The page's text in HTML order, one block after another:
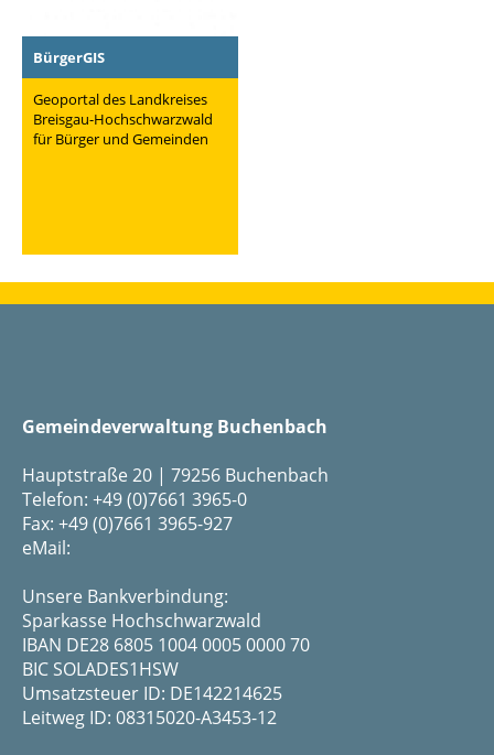
BürgerGIS
Geoportal des Landkreises
Breisgau-Hochschwarzwald
für Bürger und Gemeinden
Gemeindeverwaltung Buchenbach
Hauptstraße 20 | 79256 Buchenbach
Telefon: +49 (0)7661 3965-0
Fax: +49 (0)7661 3965-927
eMail:
Unsere Bankverbindung:
Sparkasse Hochschwarzwald
IBAN DE28 6805 1004 0005 0000 70
BIC SOLADES1HSW
Umsatzsteuer ID: DE142214625
Leitweg ID: 08315020-A3453-12